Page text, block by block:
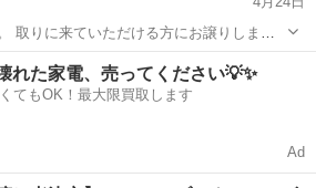
取りに来ていただける方にお譲りしま
です。 横79㎝、奥行35㎝、高
収納家具
れた家電、売ってください💡✨
てもOK！最大限買取します
Ad